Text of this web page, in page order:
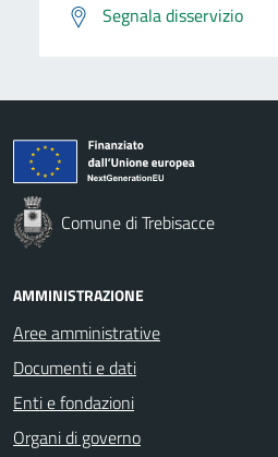
Segnala disservizio
Comune di Trebisacce
AMMINISTRAZIONE
Aree amministrative
Documenti e dati
Enti e fondazioni
Organi di governo